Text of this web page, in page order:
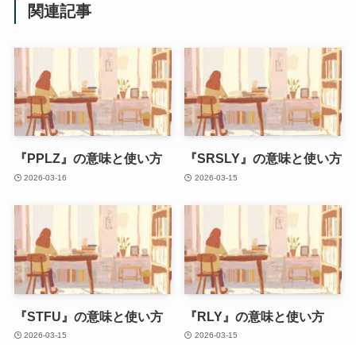
関連記事
『PPLZ』の意味と使い方
2026-03-16
『SRSLY』の意味と使い方
2026-03-15
『STFU』の意味と使い方
2026-03-15
『RLY』の意味と使い方
2026-03-15